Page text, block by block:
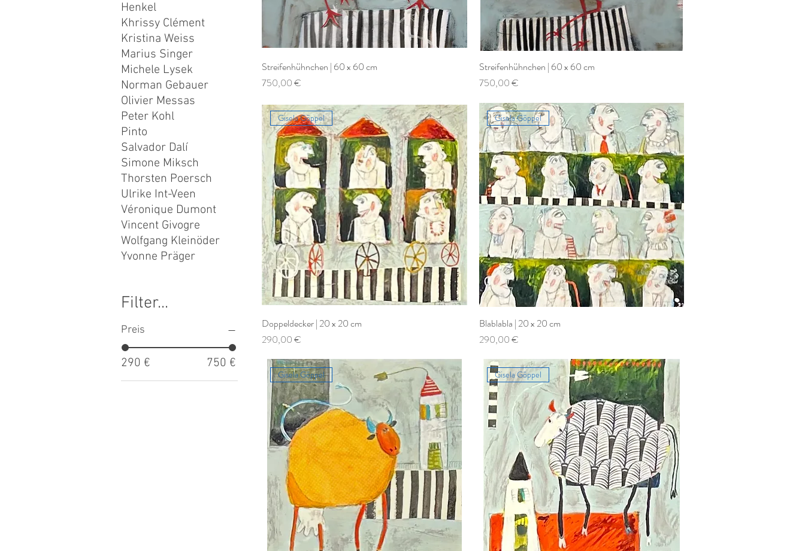
Henkel
Khrissy Clément
Kristina Weiss
Marius Singer
Michele Lysek
Norman Gebauer
Olivier Messas
Peter Kohl
Pinto
Salvador Dalí
Simone Miksch
Thorsten Poersch
Ulrike Int-Veen
Véronique Dumont
Vincent Givogre
Wolfgang Kleinöder
Yvonne Präger
Filter...
Preis
290 € 750 €
Streifenhühnchen | 60 x 60 cm
Preis
750,00 €
Streifenhühnchen | 60 x 60 cm
Preis
750,00 €
Gisela Göppel
Doppeldecker | 20 x 20 cm
Preis
290,00 €
Gisela Göppel
Blablabla | 20 x 20 cm
Preis
290,00 €
Gisela Göppel Gisela Göppel